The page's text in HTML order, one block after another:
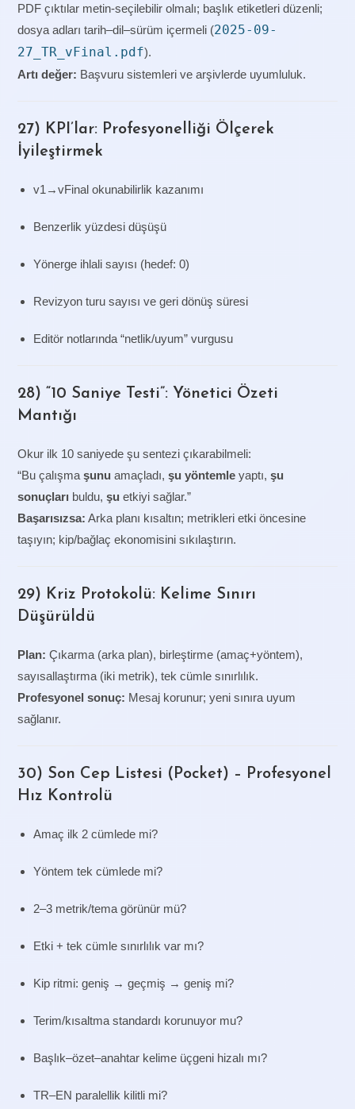
PDF çıktılar metin-seçilebilir olmalı; başlık etiketleri düzenli;
dosya adları tarih–dil–sürüm içermeli (2025-09-
27_TR_vFinal.pdf).
Artı değer: Başvuru sistemleri ve arşivlerde uyumluluk.
27) KPI’lar: Profesyonelliği Ölçerek
İyileştirmek
v1→vFinal okunabilirlik kazanımı
Benzerlik yüzdesi düşüşü
Yönerge ihlali sayısı (hedef: 0)
Revizyon turu sayısı ve geri dönüş süresi
Editör notlarında “netlik/uyum” vurgusu
28) “10 Saniye Testi”: Yönetici Özeti
Mantığı
Okur ilk 10 saniyede şu sentezi çıkarabilmeli:
“Bu çalışmaşunu amaçladı,şu yöntemle yaptı,şu
sonuçları buldu,şu etkiyi sağlar.”
Başarısızsa: Arka planı kısaltın; metrikleri etki öncesine
taşıyın; kip/bağlaç ekonomisini sıkılaştırın.
29) Kriz Protokolü: Kelime Sınırı
Düşürüldü
Plan: Çıkarma (arka plan), birleştirme (amaç+yöntem),
sayısallaştırma (iki metrik), tek cümle sınırlılık.
Profesyonel sonuç: Mesaj korunur; yeni sınıra uyum
sağlanır.
30) Son Cep Listesi (Pocket) – Profesyonel
Hız Kontrolü
Amaç ilk 2 cümlede mi?
Yöntem tek cümlede mi?
2–3 metrik/tema görünür mü?
Etki + tek cümle sınırlılık var mı?
Kip ritmi: geniş → geçmiş → geniş mi?
Terim/kısaltma standardı korunuyor mu?
Başlık–özet–anahtar kelime üçgeni hizalı mı?
TR–EN paralellik kilitli mi?